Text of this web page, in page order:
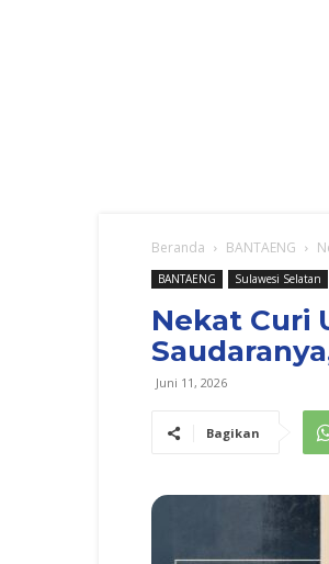
Beranda BANTAENG
BANTAENG Sulawesi Selatan
Nekat Curi
Juni 11, 2026
Bagikan